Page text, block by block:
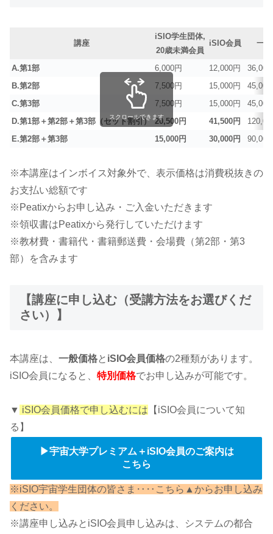
講座
iSIO学生団体,
20歳未満会員
iSIO会員 一般
A.第1部 6,000円 12,000円
36,000
B.第2部
7,500円 15,000円
45,000
C.第3部
7,500円 15,000円
45,000
D.第1部＋第2部＋第3部（セット割引） 20,500円 41,500円
E.第2部＋第3部
15,000円 30,000円 90,000
スクロールできます
※本講座はインボイス対象外で、表示価格は消費税抜きの
お支払い総額です
※Peatixからお申し込み・ご入金いただきます
※領収書はPeatixから発行していただけます
※教材費・書籍代・書籍郵送費・会場費（第2部・第3
部）を含みます
【講座に申し込む（受講方法をお選びくだ
さい）】
本講座は、 一般価格と iSIO会員価格の2種類があります。
iSIO会員になると、 特別価格でお申し込みが可能です。
▼ iSIO会員価格で申し込むには 【iSIO会員について知
る】
▶宇宙大学プレミアム＋iSIO会員のご案内は
こちら
※iSIO宇宙学生団体の皆さま‥‥こちら▲からお申し込み
ください。
※講座申し込みとiSIO会員申し込みは、システムの都合